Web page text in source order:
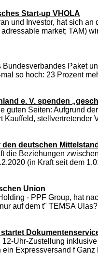
Start-up VHOLA
und Investor, hat sich
market; TAM)
Bundesverbandes Paket
so hoch: 23 Prozent
e. V. spenden
guten Seiten: Aufgrund
stellvertretender
deutschen
die Beziehungen
(in Kraft seit dem
Union
- PPF Group, hat
auf dem t" TEMSA
Uhr-Zustellung
Expressversand f